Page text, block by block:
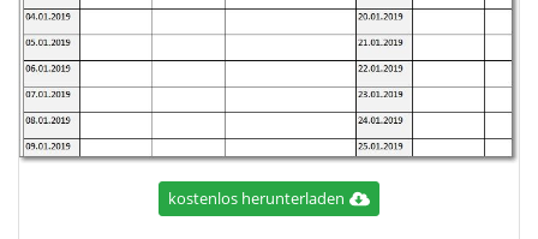
kostenlos herunterladen